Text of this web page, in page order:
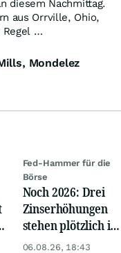
diesem Nachmittag.
aus Orrville, Ohio,
Regel …
Mondelez
Fed-Hammer für die
Börse
Noch 2026: Drei
Zinserhöhungen
stehen plötzlich im
Raum
06.08.26, 18:43